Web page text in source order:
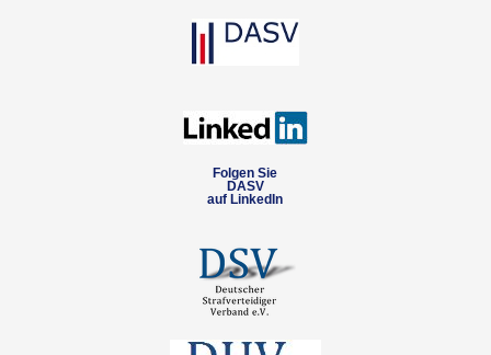
Folgen Sie
DASV
auf LinkedIn